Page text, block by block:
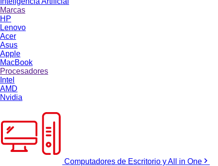
Marcas
HP
Lenovo
Acer
Asus
Apple
MacBook
Procesadores
Intel
AMD
Nvidia
Computadores de Escritorio y All in One